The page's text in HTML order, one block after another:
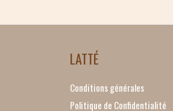
LATTÉ
Conditions générales
Politique de Confidentialité